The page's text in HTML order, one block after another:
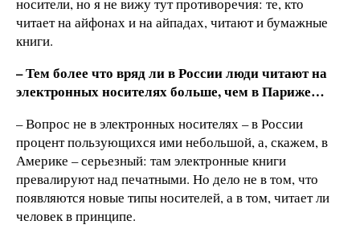
носители, но я не вижу тут противоречия: те, кто
читает на айфонах и на айпадах, читают и бумажные
книги.
– Тем более что вряд ли в России люди читают на
электронных носителях больше, чем в Париже…
– Вопрос не в электронных носителях – в России
процент пользующихся ими небольшой, а, скажем, в
Америке – серьезный: там электронные книги
превалируют над печатными. Но дело не в том, что
появляются новые типы носителей, а в том, читает ли
человек в принципе.